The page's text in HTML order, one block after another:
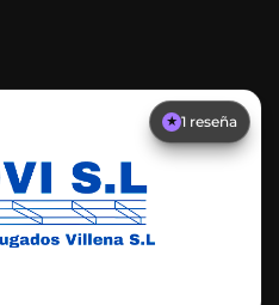
★ 1 reseña